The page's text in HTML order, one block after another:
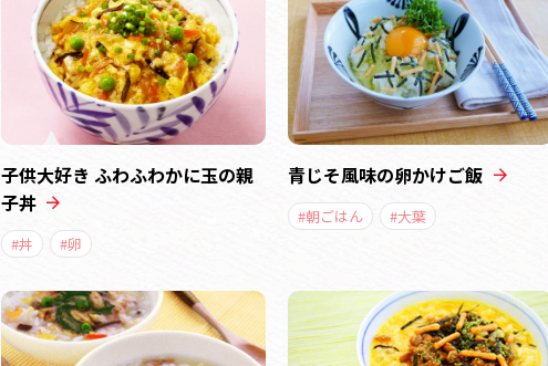
子供大好き ふわふわかに玉の親
子丼
#丼 #卵
青じそ風味の卵かけご飯
#朝ごはん #大葉